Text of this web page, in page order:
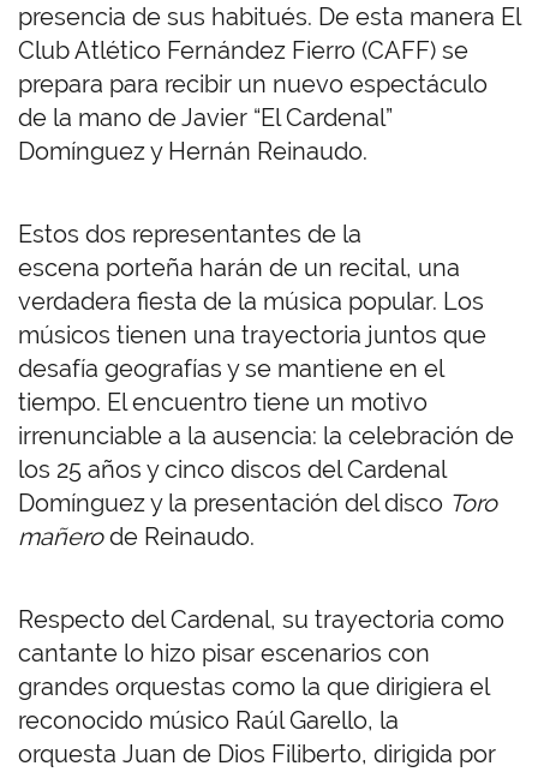
presencia de sus habitués. De esta manera El
Club Atlético Fernández Fierro (CAFF) se
prepara para recibir un nuevo espectáculo
de la mano de Javier “El Cardenal”
Domínguez y Hernán Reinaudo.
Estos dos representantes de la
escena porteña harán de un recital, una
verdadera fiesta de la música popular. Los
músicos tienen una trayectoria juntos que
desafía geografías y se mantiene en el
tiempo. El encuentro tiene un motivo
irrenunciable a la ausencia: la celebración de
los 25 años y cinco discos del Cardenal
Domínguez y la presentación del disco Toro
mañerode Reinaudo.
Respecto del Cardenal, su trayectoria como
cantante lo hizo pisar escenarios con
grandes orquestas como la que dirigiera el
reconocido músico Raúl Garello, la
orquesta Juan de Dios Filiberto, dirigida por